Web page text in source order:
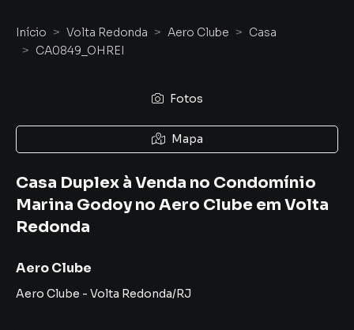
Início Volta Redonda Aero Clube
Casa
CA0849_OHREI
Fotos
Mapa
Casa Duplex à Venda no Condomínio
Marina Godoy no Aero Clube em Volta
Redonda
Aero Clube
Aero Clube - Volta Redonda/RJ